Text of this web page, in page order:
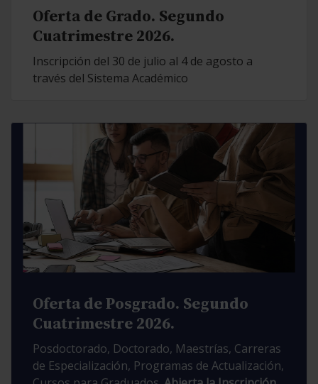
Oferta de Grado. Segundo
Cuatrimestre 2026.
Inscripción del 30 de julio al 4 de agosto a
través del Sistema Académico
Oferta de Posgrado. Segundo
Cuatrimestre 2026.
Posdoctorado, Doctorado, Maestrías, Carreras
de Especialización, Programas de Actualización,